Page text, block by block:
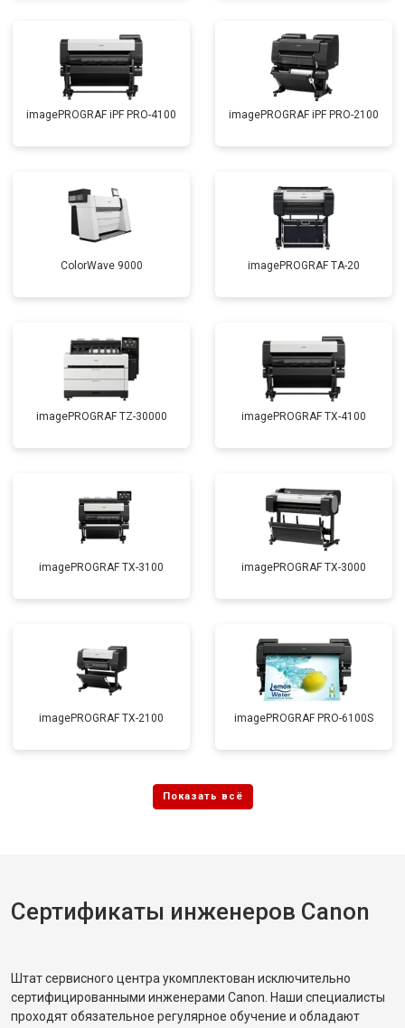
imagePROGRAF iPF PRO-4100 imagePROGRAF iPF PRO-2100
ColorWave 9000 imagePROGRAF TA-20
imagePROGRAF TZ-30000 imagePROGRAF TX-4100
imagePROGRAF TX-3100 imagePROGRAF TX-3000
imagePROGRAF TX-2100 imagePROGRAF PRO-6100S
Сертификаты инженеров Canon
Штат сервисного центра укомплектован исключительно
сертифицированными инженерами Canon. Наши специалисты
проходят обязательное регулярное обучение и обладают